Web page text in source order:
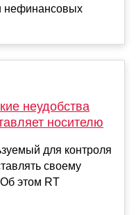
нефинансовых
неудобства
носителю
для контроля
своему
этом RT